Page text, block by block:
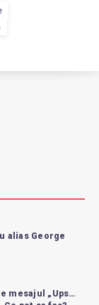
alias George
mesajul „Ups…